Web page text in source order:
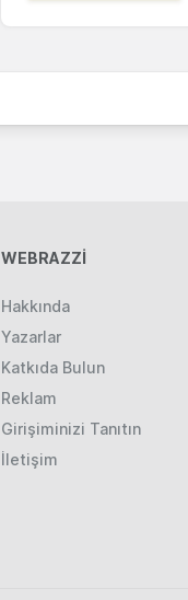
WEBRAZZİ
Hakkında
Yazarlar
Katkıda Bulun
Reklam
Girişiminizi Tanıtın
İletişim